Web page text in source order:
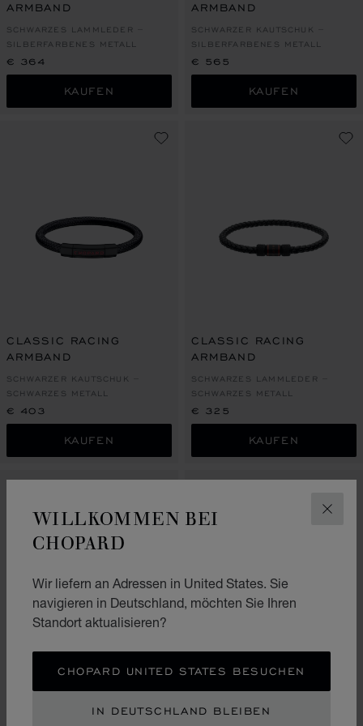
WILLKOMMEN BEI
CHOPARD
Wir liefern an Adressen in United States. Sie
navigieren in Deutschland, möchten Sie Ihren
Standort aktualisieren?
CHOPARD UNITED STATES BESUCHEN
IN DEUTSCHLAND BLEIBEN
ARMBAND
SCHWARZES LAMMLEDER –
SILBERFARBENES METALL
€ 364
KAUFEN
ARMBAND
SCHWARZER KAUTSCHUK –
SILBERFARBENES METALL
€ 565
KAUFEN
CLASSIC RACING
ARMBAND
SCHWARZER KAUTSCHUK –
SCHWARZES METALL
€ 403
KAUFEN
CLASSIC RACING
ARMBAND
SCHWARZES LAMMLEDER –
SCHWARZES METALL
€ 325
KAUFEN
CLASSIC RACING
HERITAGE ARMBAND